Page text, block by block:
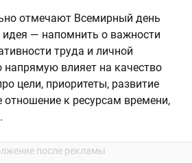
отмечают Всемирный день
— напомнить о важности
труда и личной
напрямую влияет на качество
цели, приоритеты, развитие
к ресурсам времени,